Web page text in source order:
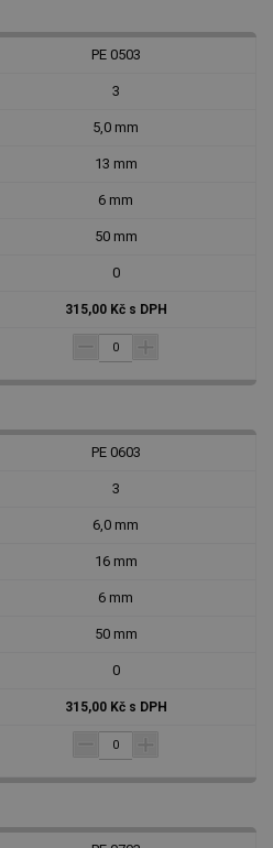
PE 0503
3
5,0 mm
13 mm
6 mm
50 mm
0
315,00 Kč s DPH
PE 0603
3
6,0 mm
16 mm
6 mm
50 mm
0
315,00 Kč s DPH